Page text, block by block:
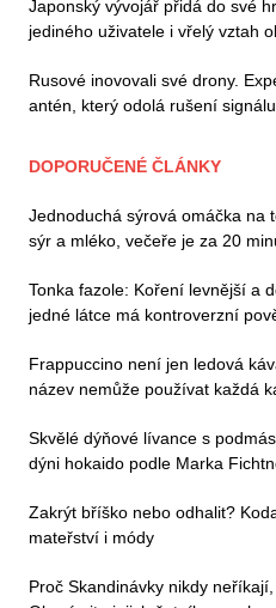
Japonský vývojář přidá do své
jediného uživatele i vřelý vztah
Rusové inovovali své drony.
antén, který odolá rušení signálu
DOPORUČENÉ ČLÁNKY
Jednoduchá sýrová omáčka na
sýr a mléko, večeře je za 20
Tonka fazole: Koření levnější a
jedné látce má kontroverzní
Frappuccino není jen ledová
název nemůže používat každá
Skvělé dýňové lívance s
dýni hokaido podle Marka
Zakrýt bříško nebo odhalit?
mateřství i módy
Proč Skandinávky nikdy